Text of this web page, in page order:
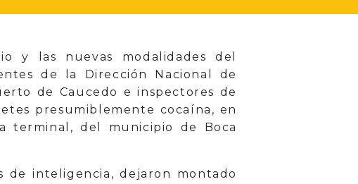
y las nuevas modalidades del
de la Dirección Nacional de
de Caucedo e inspectores de
presumiblemente cocaína, en
terminal, del municipio de Boca
de inteligencia, dejaron montado